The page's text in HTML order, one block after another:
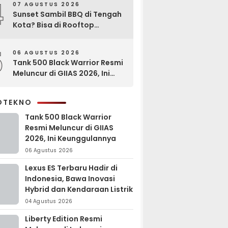
07 AGUSTUS 2026
Sunset Sambil BBQ di Tengah
Kota? Bisa di Rooftop
06 AGUSTUS 2026
Tank 500 Black Warrior Resmi
Meluncur di GIIAS 2026, Ini
Tank 500 Black Warrior
Resmi Meluncur di GIIAS
2026, Ini Keunggulannya
06 Agustus 2026
Lexus ES Terbaru Hadir di
Indonesia, Bawa Inovasi
Hybrid dan Kendaraan Listrik
04 Agustus 2026
Liberty Edition Resmi